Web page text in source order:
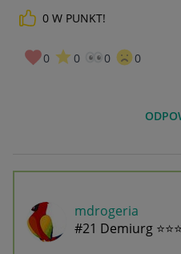
0 W PUNKT!
0 0 0 0
mdrogeria
#21 Demiurg ⭐⭐⭐